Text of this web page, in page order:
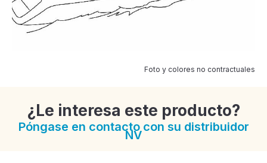
Foto y colores no contractuales
¿Le interesa este producto?
Póngase en contacto con su distribuidor
NV